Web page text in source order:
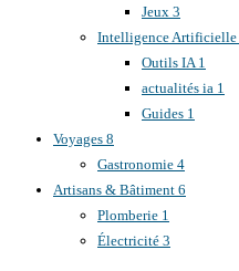
Jeux 3
Intelligence Artificielle
Outils IA1
actualités ia 1
Guides 1
Voyages 8
Gastronomie 4
Artisans & Bâtiment 6
Plomberie 1
Électricité 3